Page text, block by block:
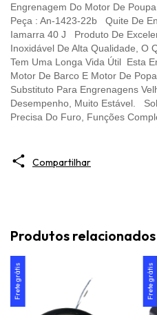
Engrenagem Do Motor De
Peça : An-1423-22b Quite De
Iamarra 40 J Produto De
Inoxidável De Alta Qualidade, O
Tem Uma Longa Vida Útil Esta
Motor De Barco E Motor De
Substituto Para Engrenagens
Desempenho, Muito Estável.
Precisa Do Furo, Funções
Compartilhar
Produtos relacionados
Frete grátis Frete grátis